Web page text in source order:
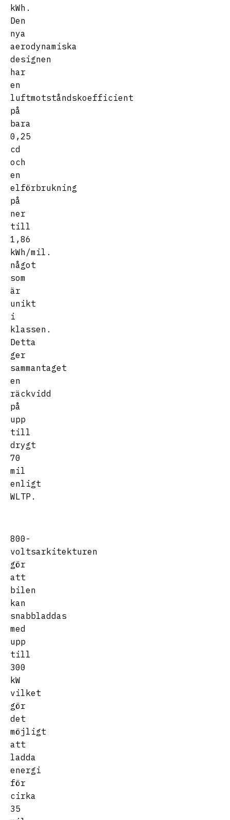
kWh.
Den
nya
aerodynamiska
designen
har
en
luftmotståndskoefficient
på
bara
0,25
cd
och
en
elförbrukning
på
ner
till
1,86
kWh/mil.
något
som
är
unikt
i
klassen.
Detta
ger
sammantaget
en
räckvidd
på
upp
till
drygt
70
mil
enligt
WLTP.
800-
voltsarkitekturen
gör
att
bilen
kan
snabbladdas
med
upp
till
300
kW
vilket
gör
det
möjligt
att
ladda
energi
för
cirka
35